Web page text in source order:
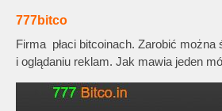
777bitco
Firma płaci bitcoinach. Zarobić
i oglądaniu reklam. Jak mawia jeden